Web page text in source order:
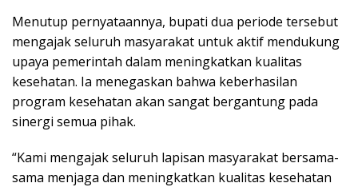
Menutup pernyataannya, bupati dua periode tersebut
mengajak seluruh masyarakat untuk aktif mendukung
upaya pemerintah dalam meningkatkan kualitas
kesehatan. Ia menegaskan bahwa keberhasilan
program kesehatan akan sangat bergantung pada
sinergi semua pihak.
“Kami mengajak seluruh lapisan masyarakat bersama-
sama menjaga dan meningkatkan kualitas kesehatan